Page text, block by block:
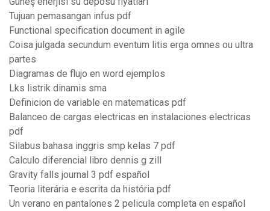
Tujuan pemasangan infus pdf
Functional specification document in agile
Coisa julgada secundum eventum litis erga omnes ou ultra
partes
Diagramas de flujo en word ejemplos
Lks listrik dinamis sma
Definicion de variable en matematicas pdf
Balanceo de cargas electricas en instalaciones electricas
pdf
Silabus bahasa inggris smp kelas 7 pdf
Calculo diferencial libro dennis g zill
Gravity falls journal 3 pdf español
Teoria literária e escrita da história pdf
Un verano en pantalones 2 pelicula completa en español